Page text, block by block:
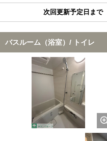
次回更新予定日まで
バスルーム（浴室）/ トイレ